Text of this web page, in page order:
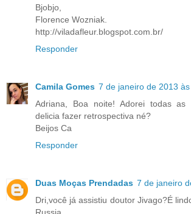
Bjobjo,
Florence Wozniak.
http://viladafleur.blogspot.com.br/
Responder
Camila Gomes 7 de janeiro de 2013
Adriana, Boa noite! Adorei todas as
delicia fazer retrospectiva né?
Beijos Ca
Responder
Duas Moças Prendadas 7 de janeiro
Dri,você já assistiu doutor Jivago?É